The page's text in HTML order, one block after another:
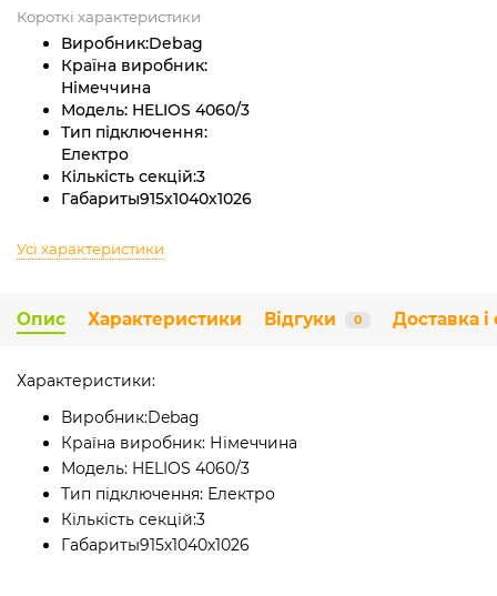
Короткі характеристики
Виробник:Debag
Країна виробник:
Німеччина
Модель: HELIOS 4060/3
Тип підключення:
Електро
Кількість секцій:3
Габариты915х1040х1026
Усі характеристики
Опис Характеристики Відгуки 0 Доставка і
Характеристики:
Виробник:Debag
Країна виробник: Німеччина
Модель: HELIOS 4060/3
Тип підключення: Електро
Кількість секцій:3
Габариты915х1040х1026